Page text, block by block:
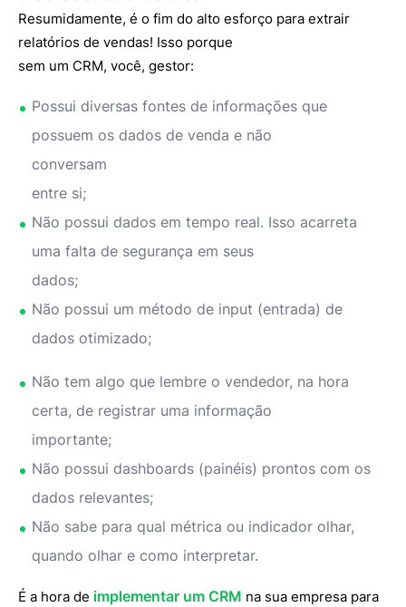
Resumidamente, é o fim do alto esforço para extrair
relatórios de vendas! Isso porque
sem um CRM, você, gestor:
Possui diversas fontes de informações que
possuem os dados de venda e não
conversam
entre si;
Não possui dados em tempo real. Isso acarreta
uma falta de segurança em seus
dados;
Não possui um método de input (entrada) de
dados otimizado;
Não tem algo que lembre o vendedor, na hora
certa, de registrar uma informação
importante;
Não possui dashboards (painéis) prontos com os
dados relevantes;
Não sabe para qual métrica ou indicador olhar,
quando olhar e como interpretar.
É a hora de implementar um CRM na sua empresa para